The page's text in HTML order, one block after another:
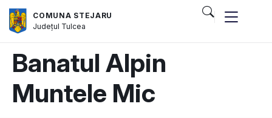
COMUNA STEJARU
Județul Tulcea
Banatul Alpin
Muntele Mic